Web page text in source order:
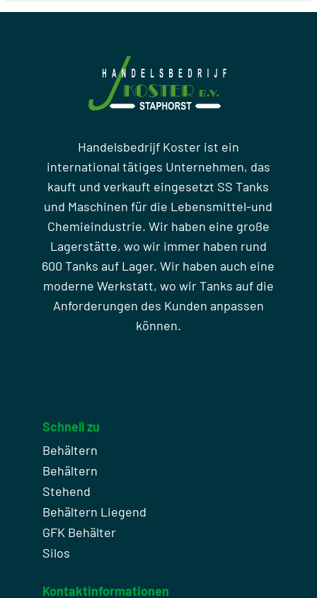
Handelsbedrijf Koster ist ein
international tätiges Unternehmen, das
kauft und verkauft eingesetzt SS Tanks
und Maschinen für die Lebensmittel-und
Chemieindustrie. Wir haben eine große
Lagerstätte, wo wir immer haben rund
600 Tanks auf Lager. Wir haben auch eine
moderne Werkstatt, wo wir Tanks auf die
Anforderungen des Kunden anpassen
können.
Schnell zu
Behältern
Behältern
Stehend
Behältern Liegend
GFK Behälter
Silos
Kontaktinformationen